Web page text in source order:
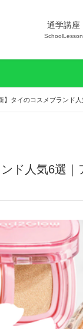
通学講座
SchoolLesson
】タイのコスメブランド
ド人気6選